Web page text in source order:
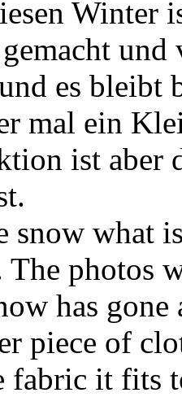
Winter
und
es bleibt
mal ein
ist aber
snow what
photos
has
piece of
fabric it fits